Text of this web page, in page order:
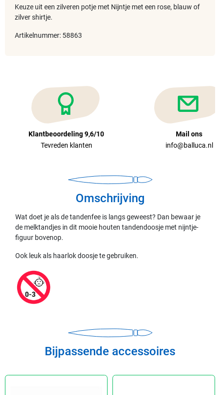
Keuze uit een zilveren potje met Nijntje met een rose, blauw of
zilver shirtje.
Artikelnummer: 58863
Klantbeoordeling 9,6/10
Tevreden klanten
Mail ons
info@balluca.nl
Omschrijving
Wat doet je als de tandenfee is langs geweest? Dan bewaar je
de melktandjes in dit mooie houten tandendoosje met nijntje-
figuur bovenop.
Ook leuk als haarlok doosje te gebruiken.
Bijpassende accessoires